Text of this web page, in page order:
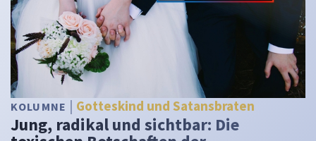
KOLUMNE Gotteskind und Satansbraten
Jung, radikal und sichtbar: Die